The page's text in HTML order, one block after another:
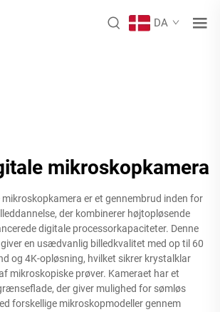
DA
mikroskopkamera
mikroskopkamera er et gennembrud inden for
der kombinerer højtopløsende
digitale processorkapaciteter. Denne
en usædvanlig billedkvalitet med op til 60
og 4K-opløsning, hvilket sikrer krystalklar
mikroskopiske prøver. Kameraet har et
der giver mulighed for sømløs
forskellige mikroskopmodeller gennem